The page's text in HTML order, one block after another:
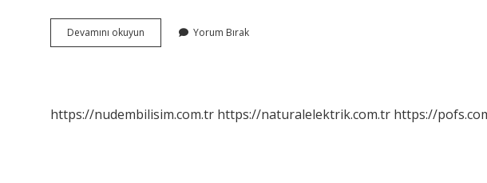
Devamını okuyun
Tv
Yorum Bırak
https://nudembilisim.com.tr https://naturalelektrik.com.tr https://